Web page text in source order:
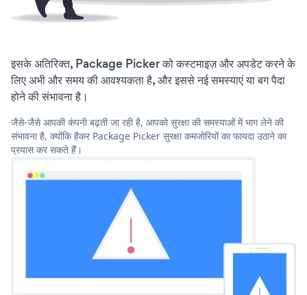
इसके अतिरिक्त, Package Picker को कस्टमाइज़ और अपडेट करने के
लिए अभी और समय की आवश्यकता है, और इससे नई समस्याएं या बग पैदा
होने की संभावना है।
जैसे-जैसे आपकी कंपनी बढ़ती जा रही है, आपको सुरक्षा की समस्याओं में भाग लेने की
संभावना है, क्योंकि हैकर Package Picker सुरक्षा कमजोरियों का फायदा उठाने का
प्रयास कर सकते हैं।